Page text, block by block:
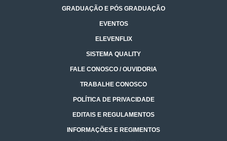
GRADUAÇÃO E PÓS GRADUAÇÃO
EVENTOS
ELEVENFLIX
SISTEMA QUALITY
FALE CONOSCO / OUVIDORIA
TRABALHE CONOSCO
POLÍTICA DE PRIVACIDADE
EDITAIS E REGULAMENTOS
INFORMAÇÕES E REGIMENTOS